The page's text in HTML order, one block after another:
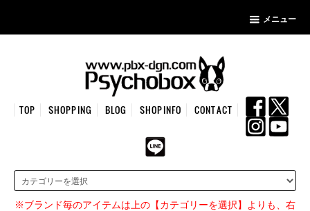
メニュー
TOP SHOPPING BLOG SHOPINFO CONTACT
※ブランド毎のアイテムは上の【カテゴリーを選択】よりも、右